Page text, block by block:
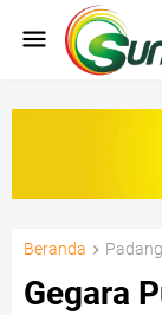
Beranda
Gegara